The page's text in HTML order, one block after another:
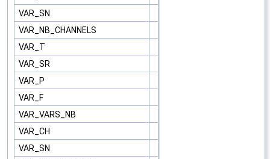
VAR_SN
VAR_NB_CHANNELS
VAR_T
VAR_SR
VAR_P
VAR_F
VAR_VARS_NB
VAR_CH
VAR_SN